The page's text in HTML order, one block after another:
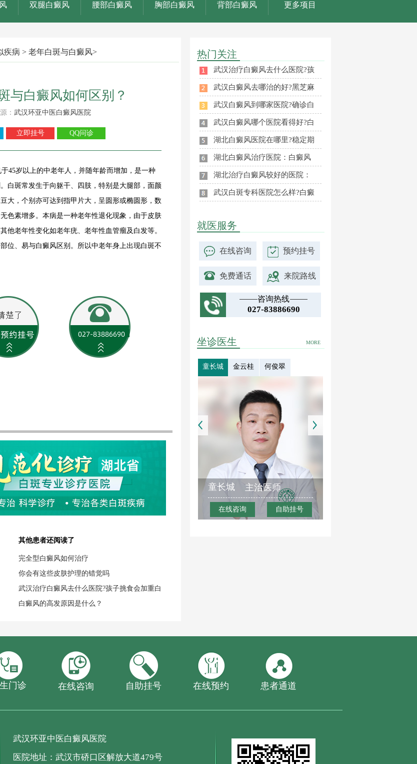
双腿白癜风 腰部白癜风 胸部白癜风 背部白癜风 更多项目
疾病 > 老年白斑与白癜风>
与白癜风如何区别？
： 武汉环亚中医白癜风医院
立即挂号 QQ问诊
45岁以上的中老年人，并随年龄而增加，是一种
白斑常发生于向躯干、四肢，特别是大腿部，面颜
大，个别亦可达到指甲片大，呈圆形或椭圆形，数
色素增多。本病是一种老年性退化现象，由于皮肤
他老年性变化如老年疣、老年性血管瘤及白发等。
位、易与白癜风区别。所以中老年身上出现白斑不
其他患者还阅读了
完全型白癜风如何治疗
你会有这些皮肤护理的错觉吗
武汉治疗白癜风去什么医院?孩子挑食会加重白
白癜风的高发原因是什么？
热门关注
武汉治疗白癜风去什么医院?孩
武汉白癜风去哪治的好?黑芝麻
武汉白癜风到哪家医院?确诊白
武汉白癜风哪个医院看得好?白
湖北白癜风医院在哪里?稳定期
湖北白癜风治疗医院：白癜风
湖北治疗白癜风较好的医院：
武汉白斑专科医院怎么样?白癜
就医服务
在线咨询 预约挂号
免费通话 来院路线
咨询热线
027-83886690
MORE
坐诊医生
童长城 金云桂 何俊翠
童长城 主治医师
在线咨询 自助挂号
门诊 在线咨询 自助挂号 在线预约 患者通道
武汉环亚中医白癜风医院
医院地址：武汉市硚口区解放大道479号